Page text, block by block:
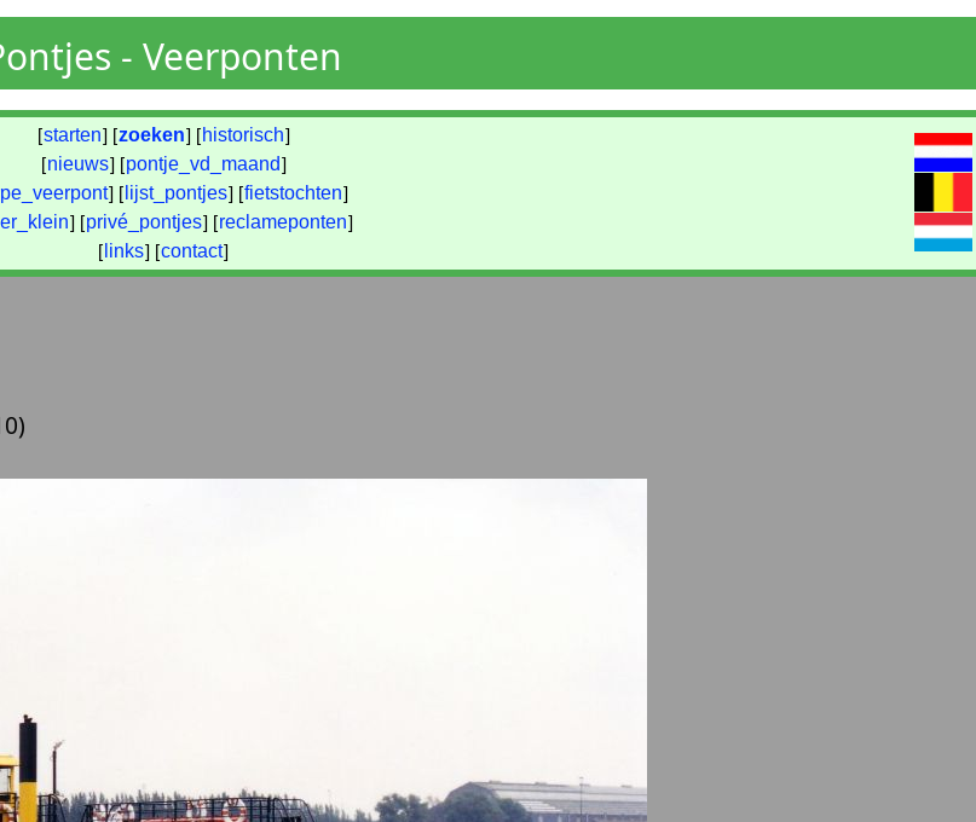
- Veerponten
[starten] [zoeken] [ historisch]
[nieuws] [pontje_vd_maand]
] [ lijst_pontjes] [fietstochten]
] [privé_pontjes] [reclameponten]
[ links] [contact]